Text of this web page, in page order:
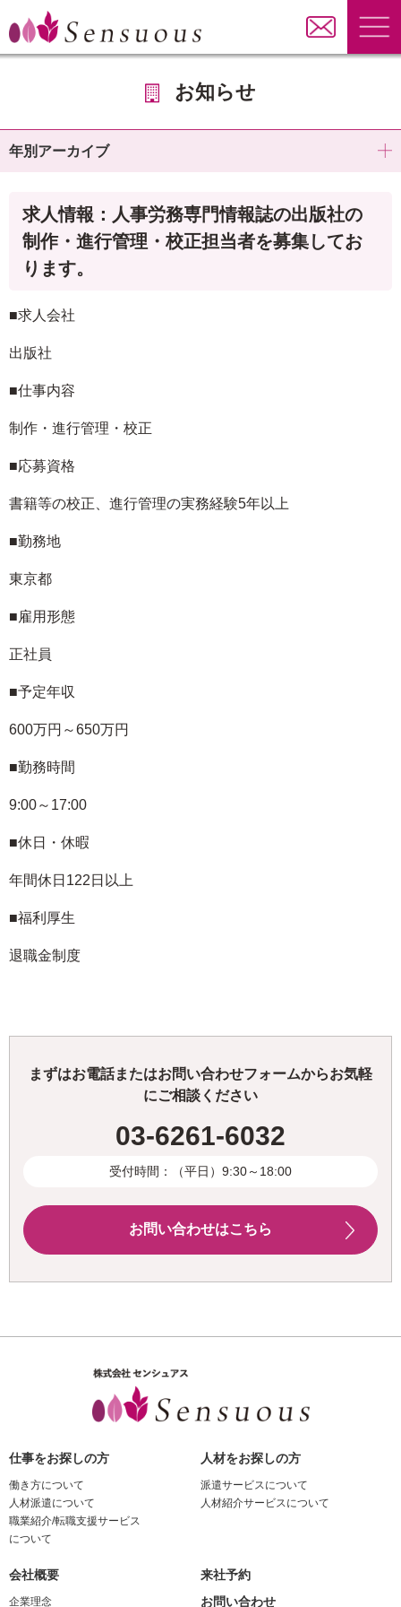
お知らせ
求人情報：人事労務専門情報誌の出版社の
制作・進行管理・校正担当者を募集してお
ります。
■求人会社
出版社
■仕事内容
制作・進行管理・校正
■応募資格
書籍等の校正、進行管理の実務経験5年以上
■勤務地
東京都
■雇用形態
正社員
■予定年収
600万円～650万円
■勤務時間
9:00～17:00
■休日・休暇
年間休日122日以上
■福利厚生
退職金制度
年別アーカイブ
まずはお電話またはお問い合わせフォームからお気軽
にご相談ください
03-6261-6032
受付時間：（平日）9:30～18:00
お問い合わせはこちら
仕事をお探しの方
働き方について
人材派遣について
職業紹介/転職支援サービス
について
人材をお探しの方
派遣サービスについて
人材紹介サービスについて
会社概要
企業理念
来社予約
お問い合わせ